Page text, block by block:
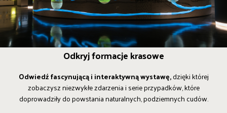
Odkryj formacje krasowe
Odwiedź fascynującą i interaktywną wystawę,dzięki której
zobaczysz niezwykłe zdarzenia i serie przypadków, które
doprowadziły do powstania naturalnych, podziemnych cudów.